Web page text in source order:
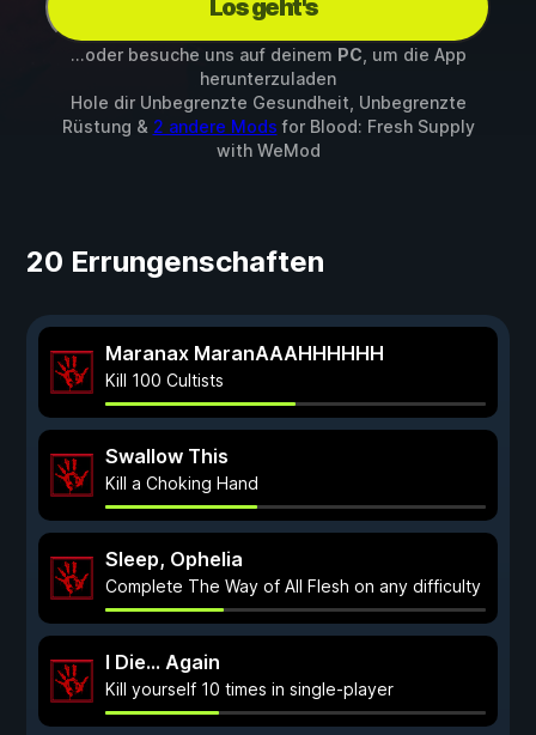
Los geht's
...oder besuche uns auf deinem PC , um die App
herunterzuladen
Hole dir Unbegrenzte Gesundheit, Unbegrenzte
Rüstung & 2 andere Mods for Blood: Fresh Supply
with WeMod
20 Errungenschaften
Maranax MaranAAAHHHHHH
Kill 100 Cultists
Swallow This
Kill a Choking Hand
Sleep, Ophelia
Complete The Way of All Flesh on any difficulty
I Die... Again
Kill yourself 10 times in single-player